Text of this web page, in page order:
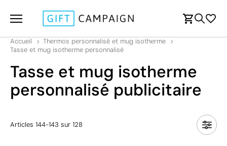
Accueil
Thermos personnalisé et mug isotherme
Tasse et mug isotherme personnalisé
Tasse et mug isotherme
personnalisé publicitaire
Articles 144-143 sur 128